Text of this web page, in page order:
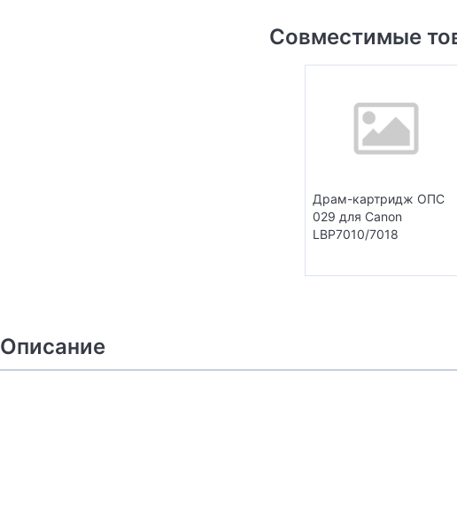
Совместимые
Драм-картридж ОПС
029 для Canon
LBP7010/7018
Описание